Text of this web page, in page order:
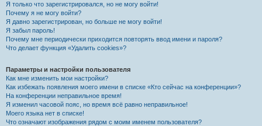
Я только что зарегистрировался, но не могу войти!
Почему я не могу войти?
Я давно зарегистрирован, но больше не могу войти!
Я забыл пароль!
Почему мне периодически приходится повторять ввод имени и пароля?
Что делает функция «Удалить cookies»?
Параметры и настройки пользователя
Как мне изменить мои настройки?
Как избежать появления моего имени в списке «Кто сейчас на конференции»?
На конференции неправильное время!
Я изменил часовой пояс, но время всё равно неправильное!
Моего языка нет в списке!
Что означают изображения рядом с моим именем пользователя?